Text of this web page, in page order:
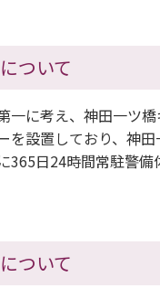
ついて
一に考え、神田一ツ
を設置しており、神
365日24時間常駐警備
ついて